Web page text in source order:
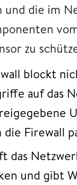
und die im
zu
blockt
auf das
Firewall
das
und gibt